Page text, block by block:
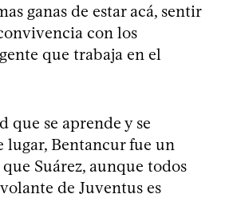
ganas de estar acá, sentir
con los
que trabaja en el
que se aprende y se
lugar, Bentancur fue un
Suárez, aunque todos
de Juventus es